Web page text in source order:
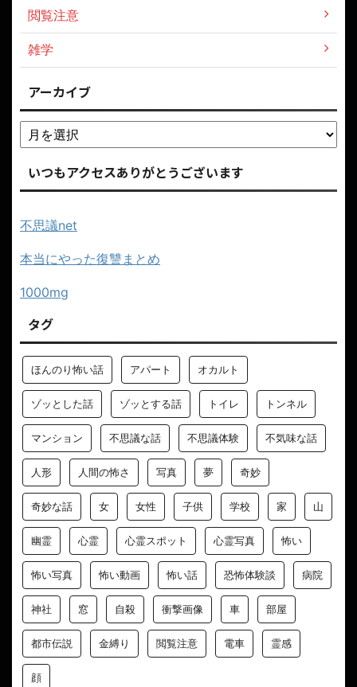
閲覧注意
雑学
アーカイブ
いつもアクセスありがとうございます
不思議net
本当にやった復讐まとめ
1000mg
タグ
ほんのり怖い話 アパート オカルト
ゾッとした話 ゾッとする話 トイレ トンネル
マンション 不思議な話 不思議体験 不気味な話
人形 人間の怖さ 写真 夢 奇妙
奇妙な話 女 女性 子供 学校 家 山
幽霊 心霊 心霊スポット 心霊写真 怖い
怖い写真 怖い動画 怖い話 恐怖体験談 病院
神社 窓 自殺 衝撃画像 車 部屋
都市伝説 金縛り 閲覧注意 電車 霊感
顔